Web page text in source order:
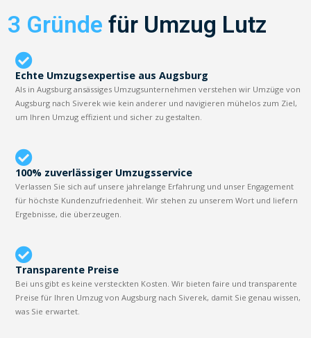
3 Gründe für Umzug Lutz
Echte Umzugsexpertise aus Augsburg
Als in Augsburg ansässiges Umzugsunternehmen verstehen wir Umzüge von
Augsburg nach Siverek wie kein anderer und navigieren mühelos zum Ziel,
um Ihren Umzug effizient und sicher zu gestalten.
100% zuverlässiger Umzugsservice
Verlassen Sie sich auf unsere jahrelange Erfahrung und unser Engagement
für höchste Kundenzufriedenheit. Wir stehen zu unserem Wort und liefern
Ergebnisse, die überzeugen.
Transparente Preise
Bei uns gibt es keine versteckten Kosten. Wir bieten faire und transparente
Preise für Ihren Umzug von Augsburg nach Siverek, damit Sie genau wissen,
was Sie erwartet.